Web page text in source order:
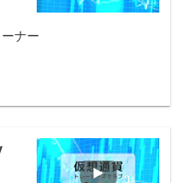
ーナー